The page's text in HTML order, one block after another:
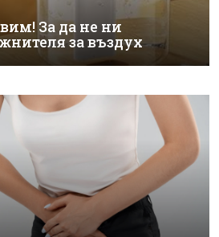
За да не ни
за въздух